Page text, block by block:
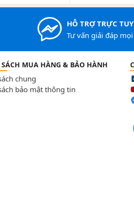
HỖ TRỢ TRỰC
Tư vấn giải đáp
MUA HÀNG & BẢO HÀNH
chung
bảo mật thông tin